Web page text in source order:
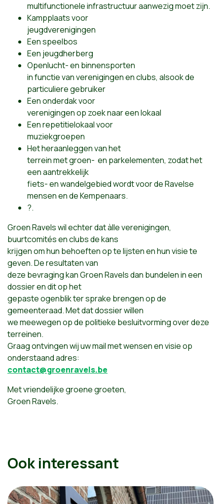
multifunctionele infrastructuur aanwezig moet zijn.
Kampplaats voor
jeugdverenigingen
Een speelbos
Een jeugdherberg
Openlucht- en binnensporten
in functie van verenigingen en clubs, alsook de
particuliere gebruiker
Een onderdak voor
verenigingen op zoek naar een lokaal
Een repetitielokaal voor
muziekgroepen
Het heraanleggen van het
terrein met groen- en parkelementen, zodat het
een aantrekkelijk
fiets- en wandelgebied wordt voor de Ravelse
mensen en de Kempenaars.
?.
Groen Ravels wil echter dat àlle verenigingen,
buurtcomités en clubs de kans
krijgen om hun behoeften op te lijsten en hun visie te
geven. De resultaten van
deze bevraging kan Groen Ravels dan bundelen in een
dossier en dit op het
gepaste ogenblik ter sprake brengen op de
gemeenteraad. Met dat dossier willen
we meewegen op de politieke besluitvorming over deze
terreinen.
Graag ontvingen wij uw mail met wensen en visie op
onderstaand adres:
contact@groenravels.be
Met vriendelijke groene groeten,
Groen Ravels.
Ook interessant